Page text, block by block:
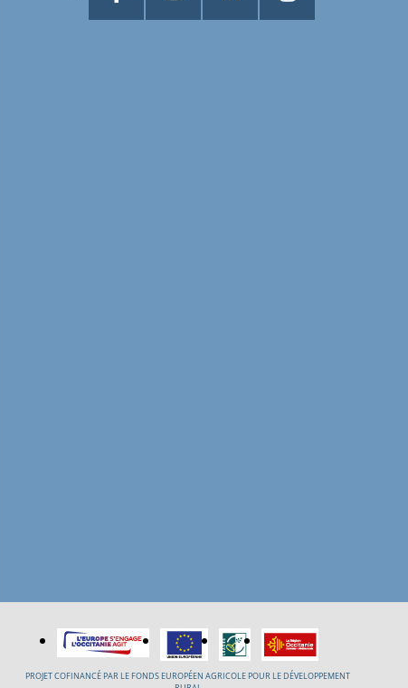
PROJET COFINANCÉ PAR LE FONDS EUROPÉEN AGRICOLE POUR LE DÉVELOPPEMENT